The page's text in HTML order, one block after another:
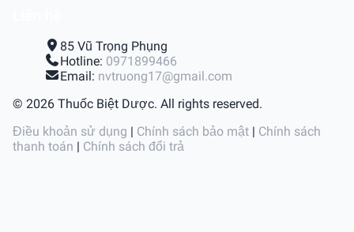
85 Vũ Trọng Phụng
Hotline: 0971899466
Email: nvtruong17@gmail.com
© 2026 Thuốc Biệt Dược. All rights reserved.
Điều khoản sử dụng | Chính sách bảo mật | Chính sách
thanh toán | Chính sách đổi trả